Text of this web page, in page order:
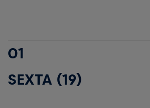
01
SEXTA (19)